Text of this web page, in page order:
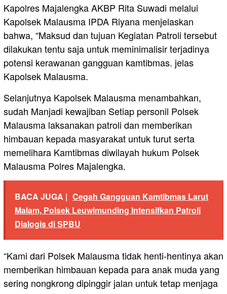
Kapolres Majalengka AKBP Rita Suwadi melalui
Kapolsek Malausma IPDA Riyana menjelaskan
bahwa, “Maksud dan tujuan Kegiatan Patroli tersebut
dilakukan tentu saja untuk meminimalisir terjadinya
potensi kerawanan gangguan kamtibmas. jelas
Kapolsek Malausma.
Selanjutnya Kapolsek Malausma menambahkan,
sudah Manjadi kewajiban Setiap personil Polsek
Malausma laksanakan patroli dan memberikan
himbauan kepada masyarakat untuk turut serta
memelihara Kamtibmas diwilayah hukum Polsek
Malausma Polres Majalengka.
BACA JUGA | Cegah Gangguan Kamtibmas Larut
Malam, Polsek Leuwimunding Intensifkan Patroli
Dialogis di SPBU
“Kami dari Polsek Malausma tidak henti-hentinya akan
memberikan himbauan kepada para anak muda yang
sering nongkrong dipinggir jalan untuk tetap menjaga